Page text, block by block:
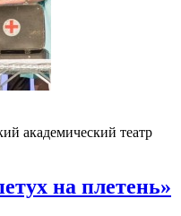
академический театр
на плетень»